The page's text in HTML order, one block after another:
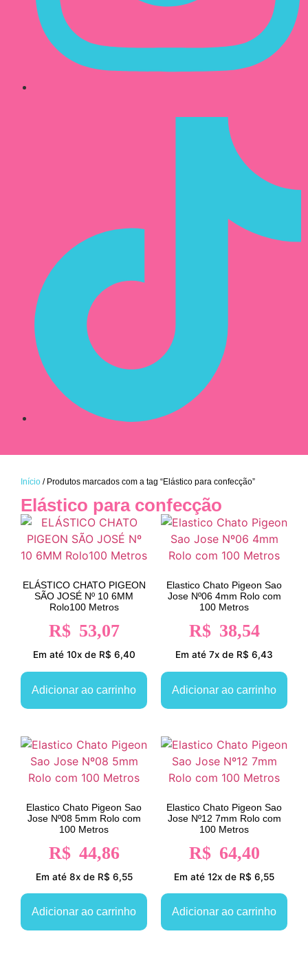
Início / Produtos marcados com a tag “Elástico para confecção”
Elástico para confecção
ELÁSTICO CHATO PIGEON
SÃO JOSÉ Nº 10 6MM
Rolo100 Metros
R$ 53,07
Em até 10x de R$ 6,40
Adicionar ao carrinho
Elastico Chato Pigeon Sao
Jose Nº06 4mm Rolo com
100 Metros
R$ 38,54
Em até 7x de R$ 6,43
Adicionar ao carrinho
Elastico Chato Pigeon Sao
Jose Nº08 5mm Rolo com
100 Metros
R$ 44,86
Em até 8x de R$ 6,55
Adicionar ao carrinho
Elastico Chato Pigeon Sao
Jose Nº12 7mm Rolo com
100 Metros
R$ 64,40
Em até 12x de R$ 6,55
Adicionar ao carrinho